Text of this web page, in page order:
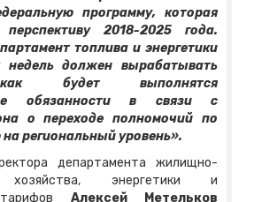
программу, которая
2018-2025 года.
топлива и энергетики
недель должен вырабатывать
будет выполнятся
обязанности в связи с
о переходе полномочий по
региональный уровень».
департамента жилищно-
хозяйства, энергетики и
тарифов Алексей Метельков